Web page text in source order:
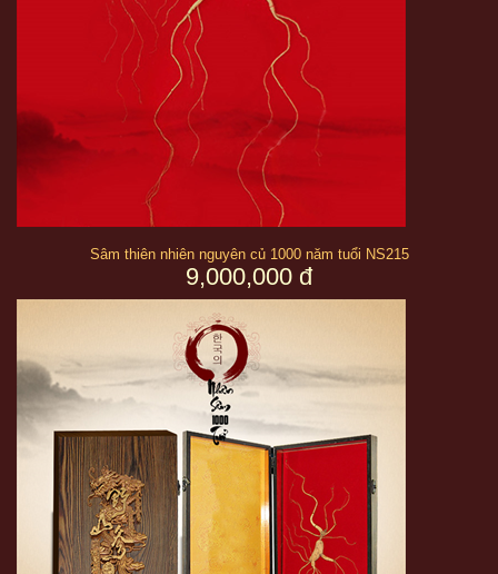
Sâm thiên nhiên nguyên củ 1000 năm tuổi NS215
9,000,000 đ